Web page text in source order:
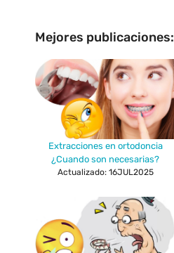
Mejores publicaciones:
Extracciones en ortodoncia
¿Cuando son necesarias?
Actualizado: 16JUL2025